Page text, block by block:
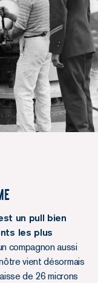
un pull bien
les plus
compagnon aussi
vient désormais
de 26 microns